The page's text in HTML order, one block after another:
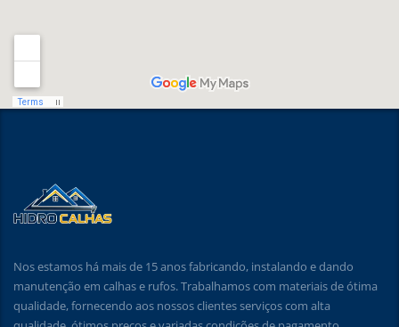
Nos estamos há mais de 15 anos fabricando, instalando e dando
manutenção em calhas e rufos. Trabalhamos com materiais de ótima
qualidade, fornecendo aos nossos clientes serviços com alta